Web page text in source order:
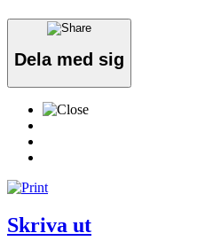
Dela med sig
Skriva ut